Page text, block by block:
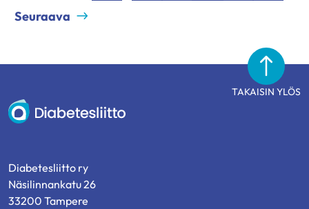
Seuraava
TAKAISIN YLÖS
Diabetesliitto
Diabetesliitto ry
Näsilinnankatu 26
33200 Tampere